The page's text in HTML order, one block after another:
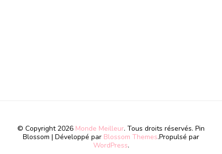
© Copyright 2026 Monde Meilleur. Tous droits réservés. Pin
Blossom | Développé par Blossom Themes.Propulsé par
WordPress.